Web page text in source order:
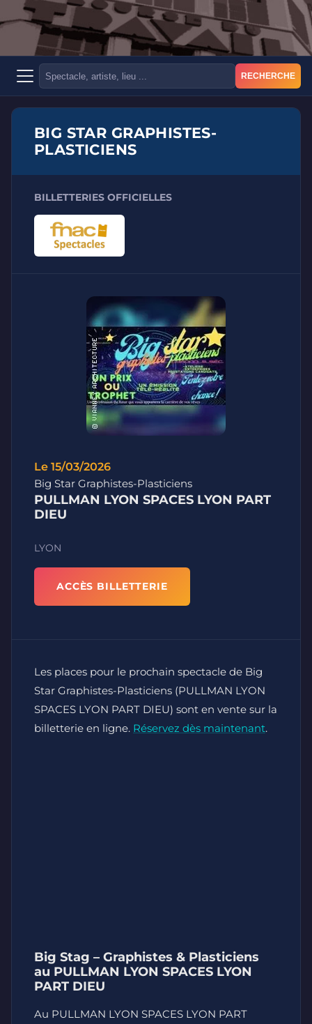
RECHERCHE
BIG STAR GRAPHISTES-
PLASTICIENS
BILLETTERIES OFFICIELLES
Le 15/03/2026
Big Star Graphistes-Plasticiens
PULLMAN LYON SPACES LYON PART
DIEU
LYON
ACCÈS BILLETTERIE
Les places pour le prochain spectacle de Big
Star Graphistes-Plasticiens (PULLMAN LYON
SPACES LYON PART DIEU) sont en vente sur la
billetterie en ligne. Réservez dès maintenant.
Big Stag – Graphistes & Plasticiens
au PULLMAN LYON SPACES LYON
PART DIEU
Au PULLMAN LYON SPACES LYON PART